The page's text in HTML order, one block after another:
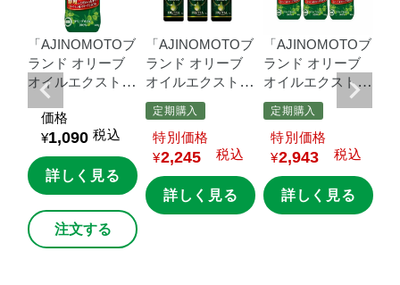
「AJINOMOTOブ
ランド オリーブ
オイルエクストラ
バージン」
０ｇ瓶
価格
¥1,090 税込
詳しく見る
注文する
「AJINOMOTOブ
ランド オリーブ
オイルエクストラ
バージ
ンFRUTIA
IUM」１８０ｇ瓶
×3本
定期購入
価格
¥2,245 税込
詳しく見る
「AJINOMOTOブ
ランド オリーブ
オイルエクストラ
バージン」
４０
０ｇ瓶×3本
定期購入
価格
¥2,943 税込
詳しく見る